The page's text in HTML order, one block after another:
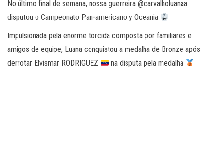
No último final de semana, nossa guerreira @carvalholuanaa
disputou o Campeonato Pan-americano y Oceania
Impulsionada pela enorme torcida composta por familiares e
amigos de equipe, Luana conquistou a medalha de Bronze após
derrotar Elvismar RODRIGUEZ
na disputa pela medalha